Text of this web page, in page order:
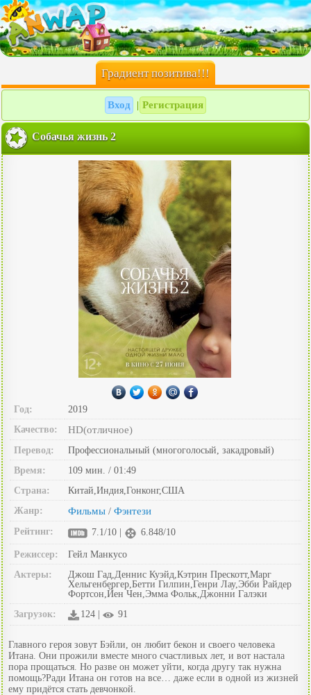
Градиент позитива!!!
Вход Регистрация
Собачья жизнь 2
Год:
2019
Качество:
HD(отличное)
Перевод:
Профессиональный (многоголосый, закадровый)
Время:
109 мин. / 01:49
Страна:
Китай,Индия,Гонконг,США
Жанр:
Фильмы / Фэнтези
Рейтинг: 7.1/10 | 6.848/10
Режиссер:
Гейл Манкусо
Актеры:
Джош Гад,Деннис Куэйд,Кэтрин Прескотт,Марг
Хельгенбергер,Бетти Гилпин,Генри Лау,Эбби Райдер
Фортсон,Йен Чен,Эмма Фольк,Джонни Галэки
Загрузок:
124 | 91
Главного героя зовут Бэйли, он любит бекон и своего человека
Итана. Они прожили вместе много счастливых лет, и вот настала
пора прощаться. Но разве он может уйти, когда другу так нужна
помощь?Ради Итана он готов на все… даже если в одной из жизней
ему придётся стать девчонкой.